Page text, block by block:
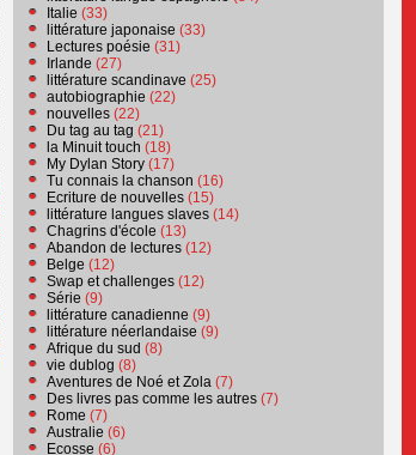
Italie (33)
littérature japonaise (33)
Lectures poésie (31)
Irlande (27)
littérature scandinave (25)
autobiographie (22)
nouvelles (22)
Du tag au tag (21)
la Minuit touch (18)
My Dylan Story (17)
Tu connais la chanson (16)
Ecriture de nouvelles (15)
littérature langues slaves (14)
Chagrins d'école (13)
Abandon de lectures (12)
Belge (12)
Swap et challenges (12)
Série (9)
littérature canadienne (9)
littérature néerlandaise (9)
Afrique du sud (8)
vie dublog (8)
Aventures de Noé et Zola (7)
Des livres pas comme les autres (7)
Rome (7)
Australie (6)
Ecosse (6)